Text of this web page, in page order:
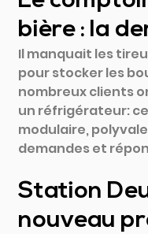
bière : la
Il manquait les
pour stocker les
nombreux clients
un réfrigérateur:
modulaire,
demandes et
Station
nouveau